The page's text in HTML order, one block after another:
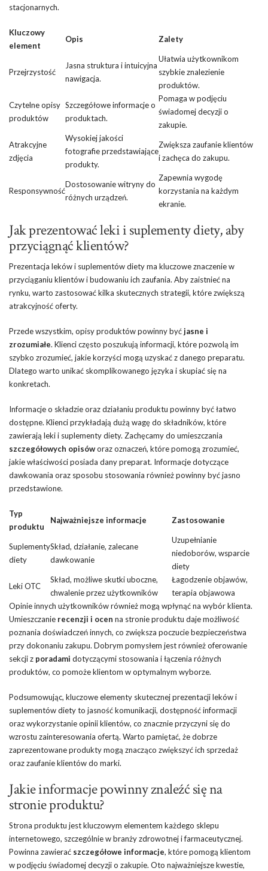
stacjonarnych.
Kluczowy
element
Opis Zalety
Przejrzystość
Jasna struktura i intuicyjna
nawigacja.
Ułatwia użytkownikom
szybkie znalezienie
produktów.
Czytelne opisy
produktów
Szczegółowe informacje o
produktach.
Pomaga w podjęciu
świadomej decyzji o
zakupie.
Atrakcyjne
zdjęcia
Wysokiej jakości
fotografie przedstawiające
produkty.
Zwiększa zaufanie klientów
i zachęca do zakupu.
Responsywność
Dostosowanie witryny do
różnych urządzeń.
Zapewnia wygodę
korzystania na każdym
ekranie.
Jak prezentować leki i suplementy diety, aby
przyciągnąć klientów?
Prezentacja leków i suplementów diety ma kluczowe znaczenie w
przyciąganiu klientów i budowaniu ich zaufania. Aby zaistnieć na
rynku, warto zastosować kilka skutecznych strategii, które zwiększą
atrakcyjność oferty.
Przede wszystkim, opisy produktów powinny byćjasne i
zrozumiałe. Klienci często poszukują informacji, które pozwolą im
szybko zrozumieć, jakie korzyści mogą uzyskać z danego preparatu.
Dlatego warto unikać skomplikowanego języka i skupiać się na
konkretach.
Informacje o składzie oraz działaniu produktu powinny być łatwo
dostępne. Klienci przykładają dużą wagę do składników, które
zawierają leki i suplementy diety. Zachęcamy do umieszczania
szczegółowych opisóworaz oznaczeń, które pomogą zrozumieć,
jakie właściwości posiada dany preparat. Informacje dotyczące
dawkowania oraz sposobu stosowania również powinny być jasno
przedstawione.
Typ
produktu
Najważniejsze informacje Zastosowanie
Suplementy
diety
Skład, działanie, zalecane
dawkowanie
Uzupełnianie
niedoborów, wsparcie
diety
Leki OTC
Skład, możliwe skutki uboczne,
chwalenie przez użytkowników
Łagodzenie objawów,
terapia objawowa
Opinie innych użytkowników również mogą wpłynąć na wybór klienta.
Umieszczanie recenzji i ocen na stronie produktu daje możliwość
poznania doświadczeń innych, co zwiększa poczucie bezpieczeństwa
przy dokonaniu zakupu. Dobrym pomysłem jest również oferowanie
sekcji z poradami dotyczącymi stosowania i łączenia różnych
produktów, co pomoże klientom w optymalnym wyborze.
Podsumowując, kluczowe elementy skutecznej prezentacji leków i
suplementów diety to jasność komunikacji, dostępność informacji
oraz wykorzystanie opinii klientów, co znacznie przyczyni się do
wzrostu zainteresowania ofertą. Warto pamiętać, że dobrze
zaprezentowane produkty mogą znacząco zwiększyć ich sprzedaż
oraz zaufanie klientów do marki.
Jakie informacje powinny znaleźć się na
stronie produktu?
Strona produktu jest kluczowym elementem każdego sklepu
internetowego, szczególnie w branży zdrowotnej i farmaceutycznej.
Powinna zawierać szczegółowe informacje, które pomogą klientom
w podjęciu świadomej decyzji o zakupie. Oto najważniejsze kwestie,